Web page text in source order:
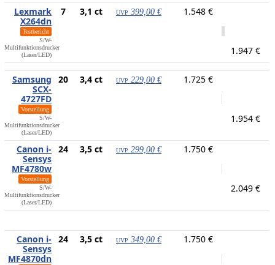
Lexmark
X264dn
Testbericht
S/W-
Multifunktionsdrucker
(Laser/LED)
7 3,1 ct UVP 399,00 € 1.548 €
1.947 €
Samsung
SCX-
4727FD
Vorstellung
S/W-
Multifunktionsdrucker
(Laser/LED)
20 3,4 ct UVP 229,00 € 1.725 €
1.954 €
Canon i-
Sensys
MF4780w
Vorstellung
S/W-
Multifunktionsdrucker
(Laser/LED)
24 3,5 ct UVP 299,00 € 1.750 €
2.049 €
Canon i-
Sensys
MF4870dn
24 3,5 ct UVP 349,00 € 1.750 €